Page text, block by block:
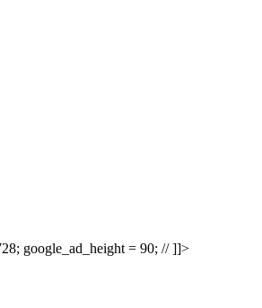
google_ad_height = 90; // ]]>